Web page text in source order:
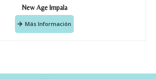
New Age Impala
Más Información